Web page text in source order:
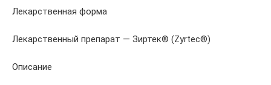
Лекарственная форма
Лекарственный препарат — Зиртек® (Zyrtec®)
Описание